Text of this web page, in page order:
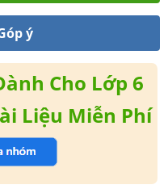
ý
Cho Lớp 6
Liệu Miễn Phí